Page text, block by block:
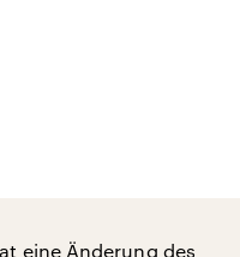
eine Änderung des